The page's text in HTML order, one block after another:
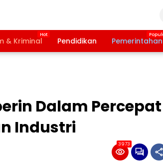
& Kriminal Pendidikan Pemerintahan
Dalam Percepat
Industri
3973